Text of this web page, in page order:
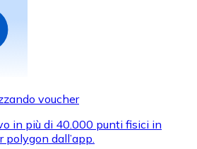
voucher
in più di 40.000 punti fisici in
dall’app.